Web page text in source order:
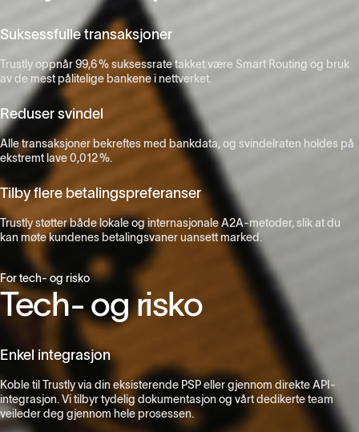
Suksessfulle transaksjoner
Trustly oppnår 99,6 % suksessrate takket være Smart Routing og bruk
av de mest pålitelige bankene i nettverket.
Reduser svindel
Alle transaksjoner bekreftes med bankdata, og svindelraten holdes på
ekstremt lave 0,012 %.
Tilby flere betalingspreferanser
Trustly støtter både lokale og internasjonale A2A-metoder, slik at du
kan møte kundenes betalingsvaner uansett marked.
For tech- og risko
Tech- og risko
Enkel integrasjon
Koble til Trustly via din eksisterende PSP eller gjennom direkte API-
integrasjon. Vi tilbyr tydelig dokumentasjon og vårt dedikerte team
veileder deg gjennom hele prosessen.